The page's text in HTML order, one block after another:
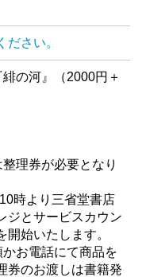
さい。
の河』（2000円＋
理券が必要となり
時より三省堂書店
とサービスカウン
開始いたします。
お電話にて商品を
券のお渡しは書籍発